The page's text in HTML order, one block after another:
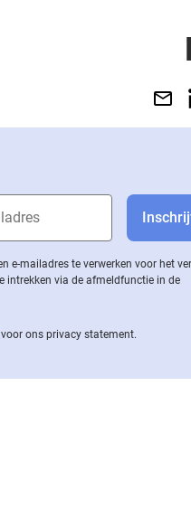
e-mailadres te verwerken voor het
intrekken via de af­meld­func­tie in de
voor ons privacy statement.